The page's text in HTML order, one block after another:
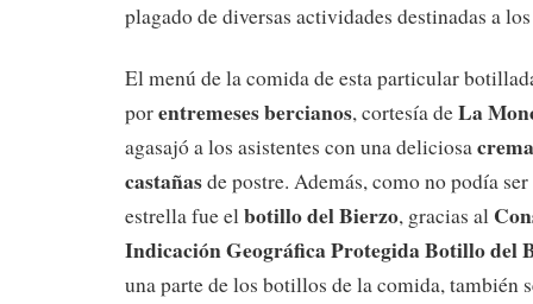
plagado de diversas actividades destinadas a
El menú de la comida de esta particular
porentremeses bercianos, cortesía deLa
agasajó a los asistentes con una deliciosa
castañasde postre. Además, como no podía
estrella fue elbotillo del Bierzo, gracias al
Indicación Geográfica Protegida Botillo del
una parte de los botillos de la comida, también